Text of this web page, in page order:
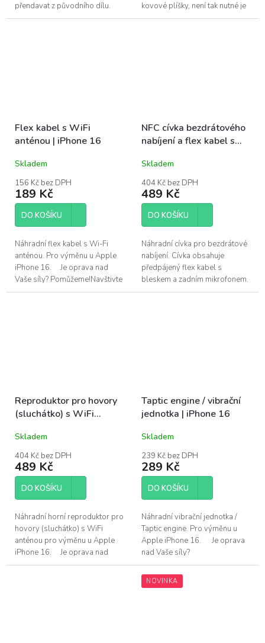
přendavat z původního dílu.
Tento díl je určený pro opravu
kovové plíšky, není tak nutné je
přendavat z původního dílu.
Flex kabel s WiFi
anténou | iPhone 16
Skladem
156 Kč bez DPH
189 Kč
DO KOŠÍKU
Náhradní flex kabel s Wi-Fi
anténou. Pro výměnu u Apple
iPhone 16. Je oprava nad
Vaše síly? Pomůžeme!Navštivte
náš servis v Praze.
NFC cívka bezdrátového
nabíjení a flex kabel s
Skladem
404 Kč bez DPH
489 Kč
DO KOŠÍKU
Náhradní cívka pro bezdrátové
nabíjení. Cívka obsahuje
předpájený flex kabel s
bleskem a zadním mikrofonem.
Díl obsahuje magnety pro
Reproduktor pro hovory
(sluchátko) s WiFi
Skladem
404 Kč bez DPH
489 Kč
DO KOŠÍKU
Náhradní horní reproduktor pro
hovory (sluchátko) s WiFi
anténou pro výměnu u Apple
iPhone 16. Je oprava nad
Vaše síly? Pomůžeme!Navštivte
Taptic engine / vibrační
jednotka | iPhone 16
Skladem
239 Kč bez DPH
289 Kč
DO KOŠÍKU
Náhradní vibrační jednotka /
Taptic engine. Pro výměnu u
Apple iPhone 16. Je oprava
nad Vaše síly?
Pomůžeme!Navštivte náš servis
v Praze.
NOVINKA